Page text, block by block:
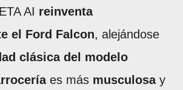
AI reinventa
el Ford Falcon, alejándose
clásica del modelo
es más musculosa y